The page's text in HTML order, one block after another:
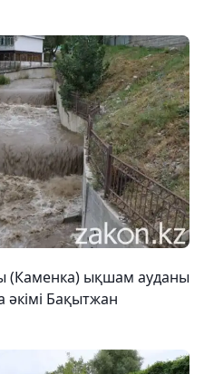
(Каменка) ықшам ауданы
Бақытжан